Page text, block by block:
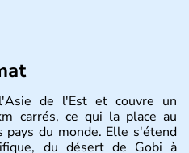
de l'Est et couvre un
carrés, ce qui la place au
pays du monde. Elle s'étend
du désert de Gobi à